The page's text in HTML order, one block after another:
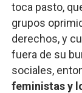
toca pasto,
grupos
derechos, y
fuera de su
sociales,
feministas y